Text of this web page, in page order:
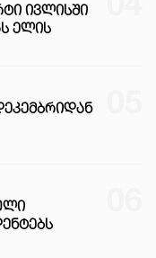
ᲘᲕᲚᲘᲡᲨᲘ
ᲔᲚᲘᲡ